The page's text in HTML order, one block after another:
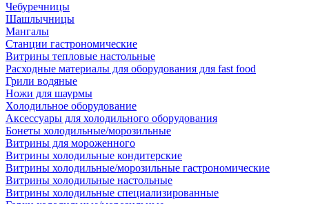
Чебуречницы
Шашлычницы
Мангалы
Станции гастрономические
Витрины тепловые настольные
Расходные материалы для оборудования для fast food
Грили водяные
Ножи для шаурмы
Холодильное оборудование
Аксессуары для холодильного оборудования
Бонеты холодильные/морозильные
Витрины для мороженного
Витрины холодильные кондитерские
Витрины холодильные/морозильные гастрономические
Витрины холодильные настольные
Витрины холодильные специализированные